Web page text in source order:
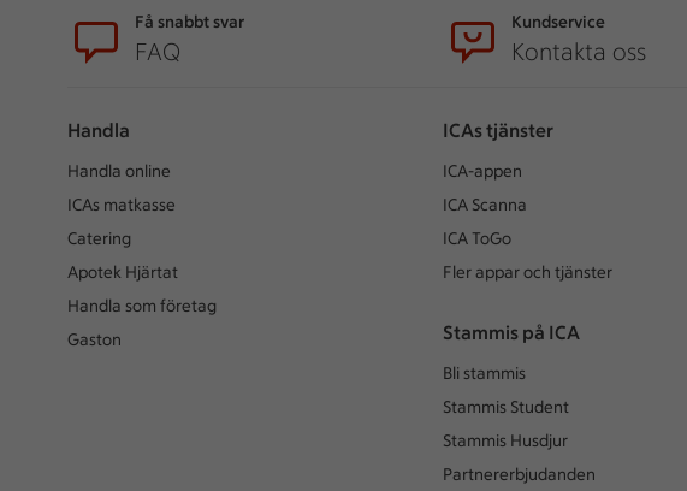
Få snabbt svar
FAQ
Kundservice
Kontakta oss
Handla
Handla online
ICAs matkasse
Catering
Apotek Hjärtat
Handla som företag
Gaston
ICAs tjänster
ICA-appen
ICA Scanna
ICA ToGo
Fler appar och tjänster
Stammis på ICA
Bli stammis
Stammis Student
Stammis Husdjur
Partnererbjudanden